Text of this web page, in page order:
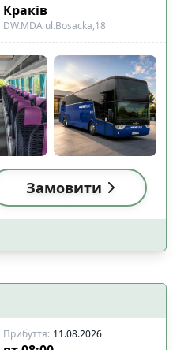
Краків
DW.MDA ul.Bosacka,18
Замовити
Прибуття: 11.08.2026